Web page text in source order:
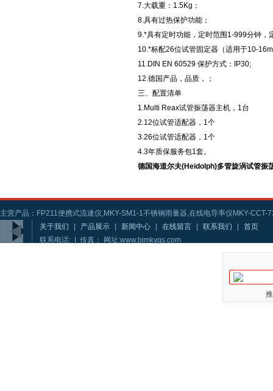
7.大载重：1.5Kg；
8.具有过热保护功能；
9.*具有定时功能，定时范围1-999分钟，
10.*标配26位试管固定器（适用于10-
11.DIN EN 60529 保护方式：IP30;
12.德国产品，品质，；
三、配置清单
1.Multi Reax试管振荡器主机，1台
2.12位试管适配器，1个
3.26位试管适配器，1个
4.3年质保服务包1套。
德国海道尔夫(Heidolph)多管旋涡试管振
主营产品：FP211便携式流速仪,MKY-SM1-1不锈钢雨量器,在线电导率仪MKY-CCT-
关于我们
产品展示 新闻中心 在线留言 联系我们
首页
联系电话: | 传真： 网址:www.bjmkygs.com